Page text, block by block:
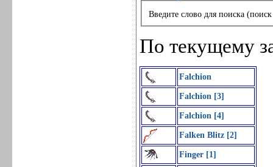
Введите слово для поиска
По текущему
Falchion
Falchion [3]
Falchion [4]
Falken Blitz [2]
Finger [1]